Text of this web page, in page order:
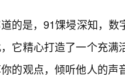
的是，91馃埐深知，
它精心打造了一个充
的观点，倾听他人的